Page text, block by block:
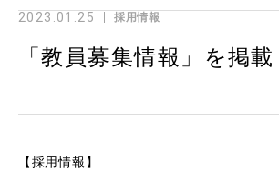
2023.01.25 採用情報
「教員募集情報」を掲
【採用情報】